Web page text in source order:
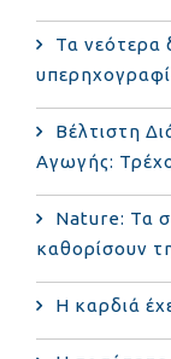
Τα νεότερα
Bέλτιστη
Αγωγής:
Nature: Τα
καθορίσουν
Η καρδιά